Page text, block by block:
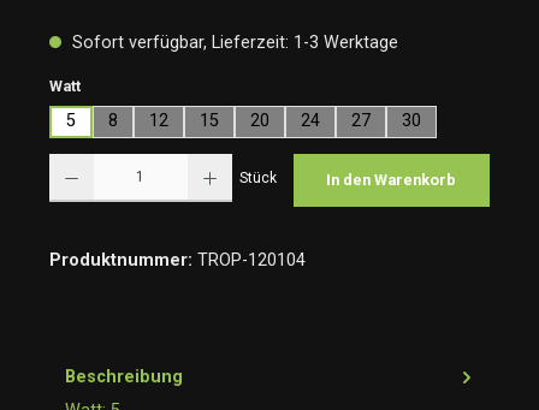
Sofort verfügbar, Lieferzeit: 1-3 Werktage
Wattauswählen
5 8 12 15 20 24 27 30
Stück In den Warenkorb
Produktnummer: TROP-120104
Beschreibung